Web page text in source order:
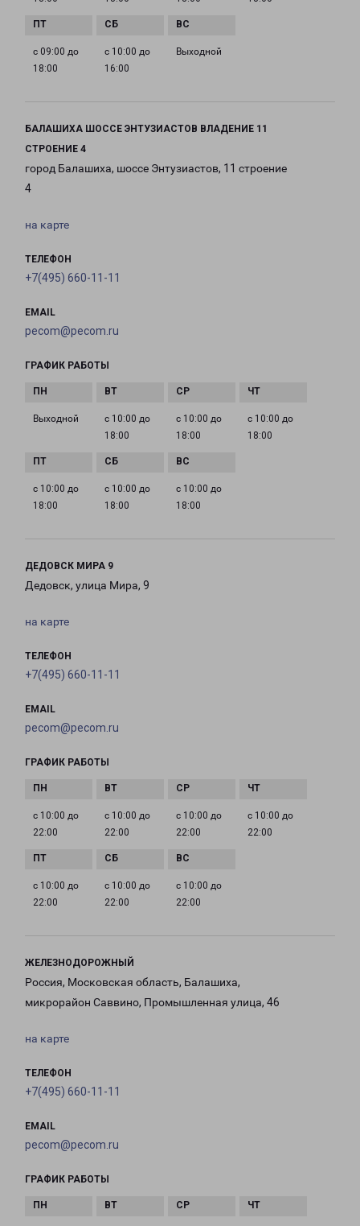
с 09:00 до
18:00
с 10:00 до
16:00
Выходной
БАЛАШИХА ШОССЕ ЭНТУЗИАСТОВ ВЛАДЕНИЕ 11
СТРОЕНИЕ 4
город Балашиха, шоссе Энтузиастов, 11 строение
4
на карте
ТЕЛЕФОН
+7(495) 660-11-11
EMAIL
pecom@pecom.ru
ГРАФИК РАБОТЫ
Выходной
с 10:00 до
18:00
с 10:00 до
18:00
с 10:00 до
18:00
с 10:00 до
18:00
с 10:00 до
18:00
с 10:00 до
18:00
ДЕДОВСК МИРА 9
Дедовск, улица Мира, 9
на карте
ТЕЛЕФОН
+7(495) 660-11-11
EMAIL
pecom@pecom.ru
ГРАФИК РАБОТЫ
с 10:00 до
22:00
с 10:00 до
22:00
с 10:00 до
22:00
с 10:00 до
22:00
с 10:00 до
22:00
с 10:00 до
22:00
с 10:00 до
22:00
ЖЕЛЕЗНОДОРОЖНЫЙ
Россия, Московская область, Балашиха,
микрорайон Саввино, Промышленная улица, 46
на карте
ТЕЛЕФОН
+7(495) 660-11-11
EMAIL
pecom@pecom.ru
ГРАФИК РАБОТЫ